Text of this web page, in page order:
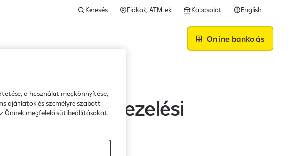
Keresés Fiókok, ATM-ek Kapcsolat English
Online bankolás
Alapok Kezelési
a használat megkönnyítése,
ajánlatok és személyre szabott
Önnek megfelelő sütibeállításokat.